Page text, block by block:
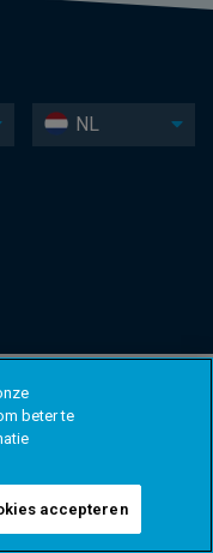
NL
beter te
accepteren